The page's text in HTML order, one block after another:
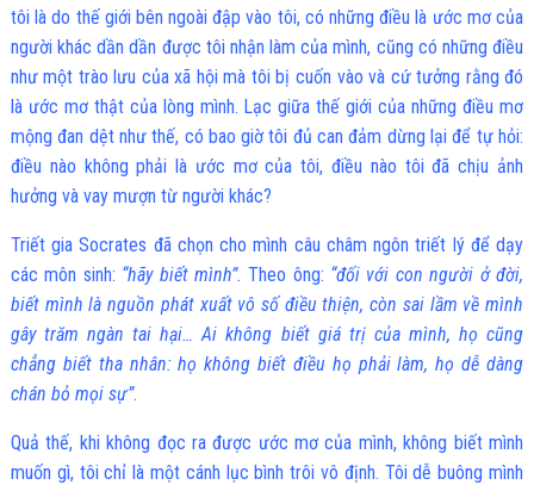
tôi là do thế giới bên ngoài đập vào tôi, có những điều là ước mơ của
người khác dần dần được tôi nhận làm của mình, cũng có những điều
như một trào lưu của xã hội mà tôi bị cuốn vào và cứ tưởng rằng đó
là ước mơ thật của lòng mình. Lạc giữa thế giới của những điều mơ
mộng đan dệt như thế, có bao giờ tôi đủ can đảm dừng lại để tự hỏi:
điều nào không phải là ước mơ của tôi, điều nào tôi đã chịu ảnh
hưởng và vay mượn từ người khác?
Triết gia Socrates đã chọn cho mình câu châm ngôn triết lý để dạy
các môn sinh: “hãy biết mình”.Theo ông: “đối với con người ở đời,
biết mình là nguồn phát xuất vô số điều thiện, còn sai lầm về mình
gây trăm ngàn tai hại… Ai không biết giá trị của mình, họ cũng
chẳng biết tha nhân: họ không biết điều họ phải làm, họ dễ dàng
chán bỏ mọi sự”.
Quả thế, khi không đọc ra được ước mơ của mình, không biết mình
muốn gì, tôi chỉ là một cánh lục bình trôi vô định. Tôi dễ buông mình